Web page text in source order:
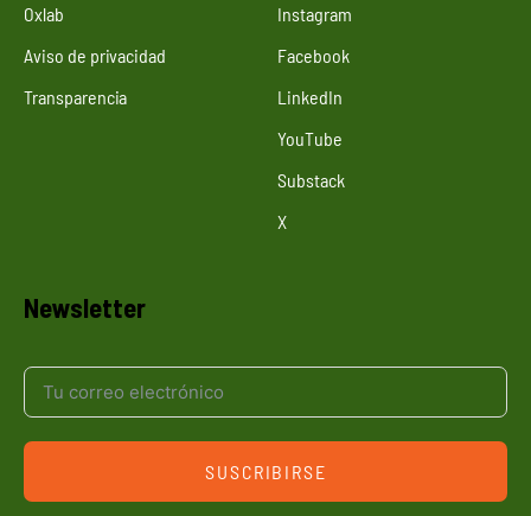
Oxlab
Aviso de privacidad
Transparencia
Instagram
Facebook
LinkedIn
YouTube
Substack
X
Newsletter
SUSCRIBIRSE